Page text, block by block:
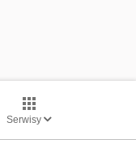
Serwisy